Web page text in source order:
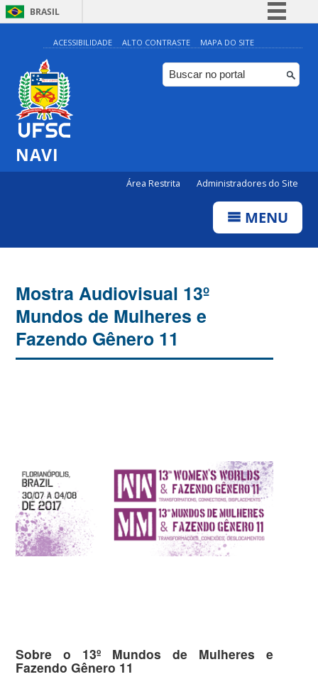
BRASIL
Simplifique!
Comunica BR
Participe
ACESSIBILIDADE ALTO CONTRASTE MAPA DO SITE
NAVI
Área Restrita Administradores do Site
MENU
Mostra Audiovisual 13º
Mundos de Mulheres e
Fazendo Gênero 11
Sobre o 13º Mundos de Mulheres e
Fazendo Gênero 11